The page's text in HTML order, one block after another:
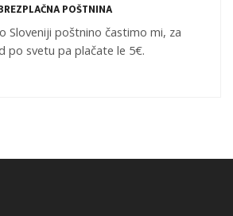
POŠTNINA
Sloveniji poštnino častimo mi, za
po svetu pa plačate le 5€.